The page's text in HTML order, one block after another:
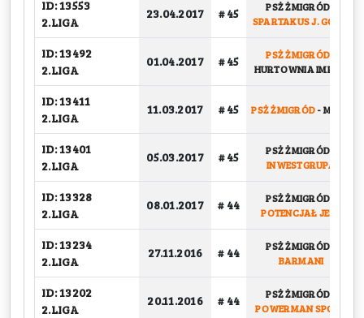
ID: 13553
2.LIGA
23.04.2017 # 45 PSŻ ŻMIGRÓD
SPARTAKUS J. GÓRA
ID: 13492
2.LIGA
01.04.2017 # 45 PSŻ ŻMIGRÓD
HURTOWNIA IMPALI
ID: 13411
2.LIGA
11.03.2017 # 45 PSŻ ŻMIGRÓD-MNTR
ID: 13401
2.LIGA
05.03.2017 # 45 PSŻ ŻMIGRÓD
INWESTGRUPA
ID: 13328
2.LIGA
08.01.2017 # 44 PSŻ ŻMIGRÓD
POTENCJAŁ JEST
ID: 13234
2.LIGA
27.11.2016 # 44 PSŻ ŻMIGRÓD
BARMANI
ID: 13202
2.LIGA
20.11.2016 # 44 PSŻ ŻMIGRÓD
POWERMAN SPORT